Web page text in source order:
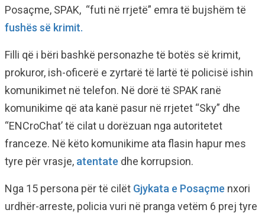
Posaçme, SPAK, “futi në rrjetë” emra të bujshëm të
fushës së krimit.
Filli që i bëri bashkë personazhe të botës së krimit,
prokuror, ish-oficerë e zyrtarë të lartë të policisë ishin
komunikimet në telefon. Në dorë të SPAK ranë
komunikime që ata kanë pasur në rrjetet “Sky” dhe
“ENCroChat’ të cilat u dorëzuan nga autoritetet
franceze. Në këto komunikime ata flasin hapur mes
tyre për vrasje, atentate dhe korrupsion.
Nga 15 persona për të cilët Gjykata e Posaçme nxori
urdhër-arreste, policia vuri në pranga vetëm 6 prej tyre